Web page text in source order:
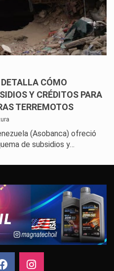
CÓMO
Y CRÉDITOS PARA
TERREMOTOS
(Asobanca) ofreció
de subsidios y…